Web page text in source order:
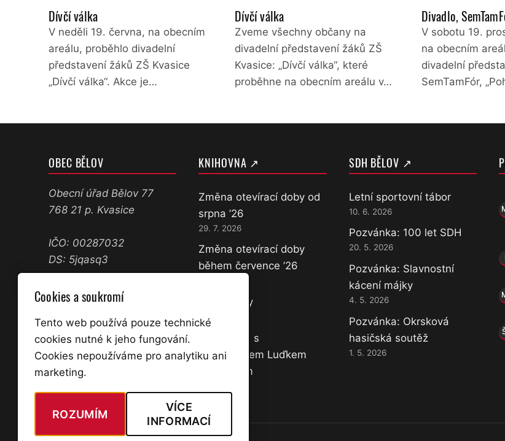
Dívčí válka
V neděli 19. června, na obecním
areálu, proběhlo divadelní
představení žáků ZŠ Kvasice
„Dívčí válka“. Akce je…
Dívčí válka
Zveme všechny občany na
divadelní představení žáků ZŠ
Kvasice: „Dívčí válka“, které
proběhne na obecním areálu v…
Divadlo,
V sobotu 19.
na obecním
divadelní
SemTamFór,
OBEC BĚLOV
Obecní úřad Bělov 77
768 21 p. Kvasice
IČO: 00287032
DS: 5jqasq3
602 645 361
ucetni@belov.cz
starosta@belov.cz
Úřední hodiny:
Po a St 14:00 – 17:00
KNIHOVNA ↗
Změna otevírací doby od
srpna ’26
29. 7. 2026
Změna otevírací doby
během července ’26
Nové knihy
18. 3. 2026
Přednáška s
dobrodruhem Luďkem
Kocourkem
SDH BĚLOV ↗
Letní sportovní tábor
10. 6. 2026
Pozvánka: 100 let SDH
20. 5. 2026
Pozvánka: Slavnostní
kácení májky
4. 5. 2026
Pozvánka: Okrsková
hasičská soutěž
1. 5. 2026
Cookies a soukromí
Tento web používá pouze technické
cookies nutné k jeho fungování.
Cookies nepoužíváme pro analytiku ani
marketing.
ROZUMÍM
VÍCE
INFORMACÍ